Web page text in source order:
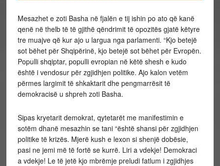
Mesazhet e zoti Basha në fjalën e tij ishin po ato që kanë
qenë në thelb të të gjithë qëndrimit të opozitës gjatë këtyre
tre muajve që kur ajo u largua nga parlamenti. “Kjo betejë
sot bëhet për Shqipërinë, kjo betejë sot bëhet për Evropën.
Populli shqiptar, populli evropian në këtë shesh e kudo
është i vendosur për zgjidhjen politike. Ajo kalon vetëm
përmes largimit të shkaktarit dhe pengmarrësit të
demokracisë u shpreh zoti Basha.
Sipas kryetarit demokrat, qytetarët me manifestimin e
sotëm dhanë mesazhin se tani “është shansi për zgjidhjen
politike të krizës. Mjerë kush e lexon si shenjë dobësie,
pasi ne jemi më të fortë se kurrë. Liri a vdekje! Demokraci
a vdekje! Le të jetë kjo mbrëmje preludi fatlum i zgjidhjes